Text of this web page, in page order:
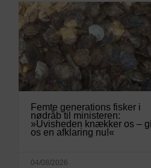
Femte generations fisker i
nødråb til ministeren:
»Uvisheden knækker os –
os en afklaring nu!«
04/08/2026